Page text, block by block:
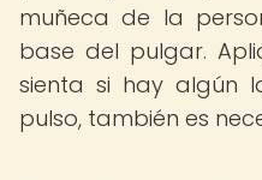
muñeca de la
base del pulgar.
sienta si hay algún
pulso, también es